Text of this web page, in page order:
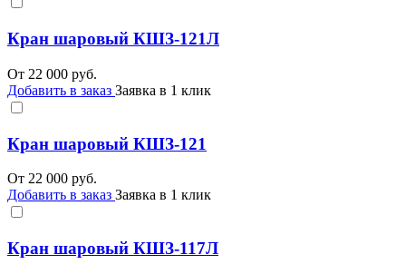
Кран шаровый КШЗ-121Л
От 22 000 руб.
Добавить в заказ Заявка в 1 клик
Кран шаровый КШЗ-121
От 22 000 руб.
Добавить в заказ Заявка в 1 клик
Кран шаровый КШЗ-117Л